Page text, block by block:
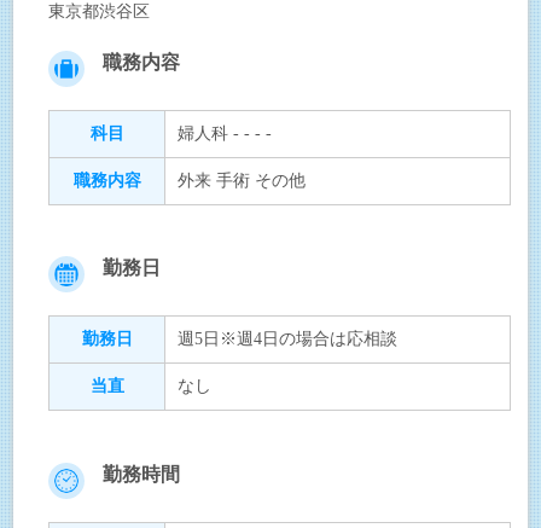
東京都渋谷区
職務内容
科目 婦人科 - - - -
職務内容 外来 手術 その他
勤務日
勤務日 週5日※週4日の場合は応相談
当直 なし
勤務時間